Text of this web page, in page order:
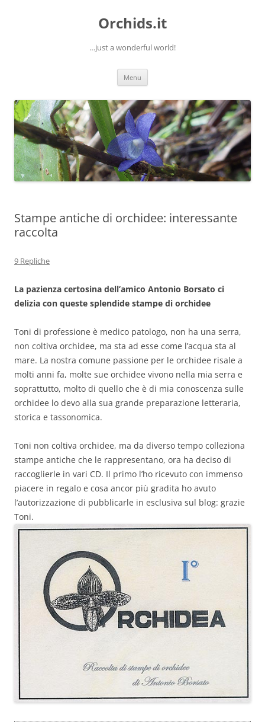
Orchids.it
…just a wonderful world!
Menu
Stampe antiche di orchidee: interessante
raccolta
9 Repliche
La pazienza certosina dell’amico Antonio Borsato ci
delizia con queste splendide stampe di orchidee
Toni di professione è medico patologo, non ha una serra,
non coltiva orchidee, ma sta ad esse come l’acqua sta al
mare. La nostra comune passione per le orchidee risale a
molti anni fa, molte sue orchidee vivono nella mia serra e
soprattutto, molto di quello che è di mia conoscenza sulle
orchidee lo devo alla sua grande preparazione letteraria,
storica e tassonomica.
Toni non coltiva orchidee, ma da diverso tempo colleziona
stampe antiche che le rappresentano, ora ha deciso di
raccoglierle in vari CD. Il primo l’ho ricevuto con immenso
piacere in regalo e cosa ancor più gradita ho avuto
l’autorizzazione di pubblicarle in esclusiva sul blog: grazie
Toni.